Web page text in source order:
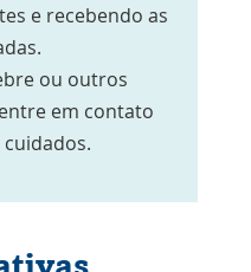
e recebendo as
ou outros
em contato